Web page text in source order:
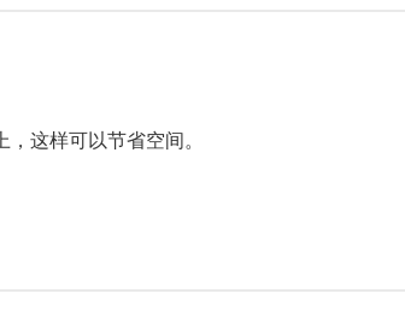
这样可以节省空间。